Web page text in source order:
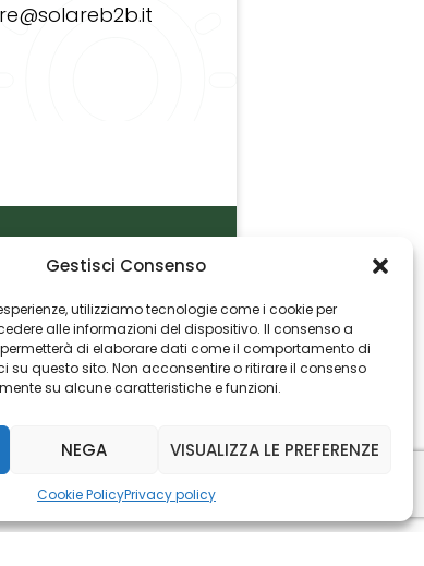
Gestisci Consenso
utilizziamo tecnologie come i cookie per
alle informazioni del dispositivo. Il consenso a
di elaborare dati come il comportamento di
su questo sito. Non acconsentire o ritirare il consenso
su alcune caratteristiche e funzioni.
NEGA VISUALIZZA LE PREFERENZE
Cookie PolicyPrivacy policy